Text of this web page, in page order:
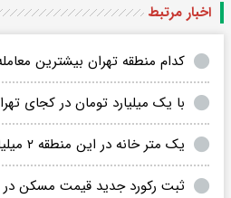
اخبار مرتبط
کدام منطقه تهران بیشترین
با یک میلیارد تومان در کجای
یک متر خانه در این منطقه ۲ میلیارد تومان قیمت خورد
ثبت رکورد جدید قیمت مسکن در